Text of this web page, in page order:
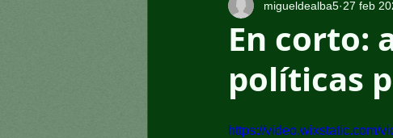
Arte y cultura Educación
En corto:
políticas
migueldealba5 27 feb
https://video.wixstatic.com/